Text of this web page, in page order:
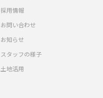
採用情報
お問い合わせ
お知らせ
スタッフの様子
土地活用